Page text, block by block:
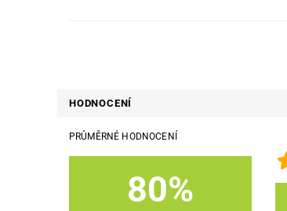
HODNOCENÍ
PRŮMĚRNÉ HODNOCENÍ
80%